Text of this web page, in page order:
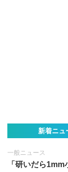
新着ニュ
一般ニュース
「研いだら